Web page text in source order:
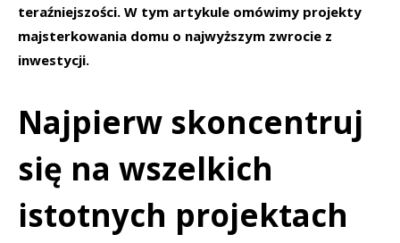
teraźniejszości. W tym artykule omówimy projekty
majsterkowania domu o najwyższym zwrocie z
inwestycji.
Najpierw skoncentruj
się na wszelkich
istotnych projektach